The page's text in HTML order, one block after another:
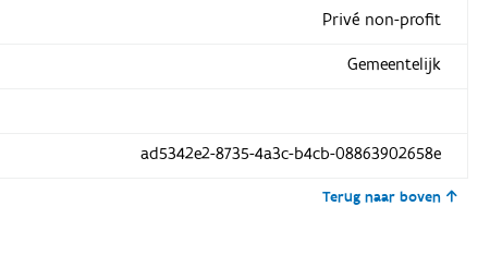
Privé non-profit
Gemeentelijk
ad5342e2-8735-4a3c-b4cb-08863902658e
Terug naar boven